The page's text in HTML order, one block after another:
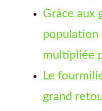
Grâce aux
population
multipliée
Le
grand